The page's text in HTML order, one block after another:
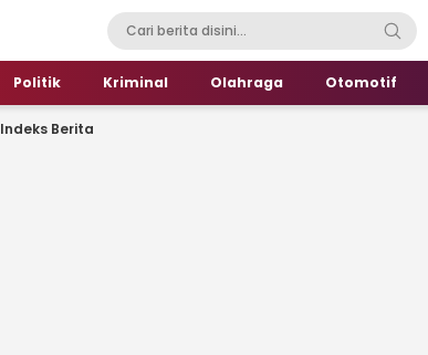
Politik Kriminal Olahraga Otomotif
Indeks Berita